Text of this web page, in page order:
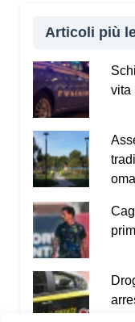
Articoli più
vita